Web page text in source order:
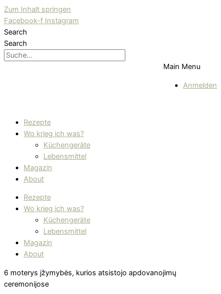
Zum Inhalt springen
Facebook-f Instagram
Search
Search
Main Menu
Anmelden
Rezepte
Wo krieg ich was?
Küchengeräte
Lebensmittel
Magazin
About
Rezepte
Wo krieg ich was?
Küchengeräte
Lebensmittel
Magazin
About
6 moterys įžymybės, kurios atsistojo apdovanojimų
ceremonijose